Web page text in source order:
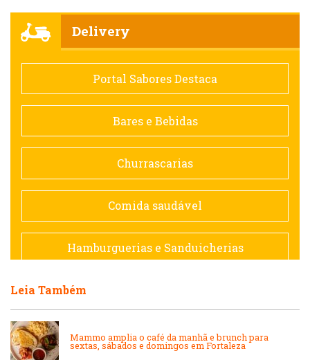
Comida saudável
Contemporânea
Doceria
Espanhola
Francesa
Delivery
Portal Sabores Destaca
Bares e Bebidas
Churrascarias
Comida saudável
Hamburguerias e Sanduicherias
Lanchonetes
Leia Também
Mammo amplia o café da manhã e brunch para
sextas, sábados e domingos em Fortaleza